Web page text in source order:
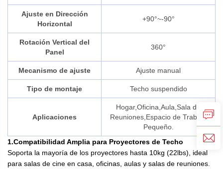
Ajuste en Dirección
Horizontal
+90°~-90°
Rotación Vertical del
Panel
360°
Mecanismo de ajuste Ajuste manual
Tipo de montaje Techo suspendido
Aplicaciones
Hogar,Oficina,Aula,Sala de
Reuniones,Espacio de Trabajo
Pequeño.
1.Compatibilidad Amplia para Proyectores de Techo
Soporta la mayoría de los proyectores hasta 10kg (22lbs), ideal
para salas de cine en casa, oficinas, aulas y salas de reuniones.